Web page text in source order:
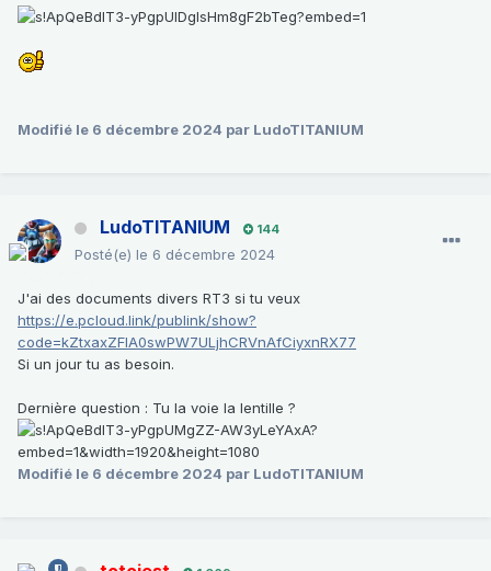
Modifié le 6 décembre 2024 par LudoTITANIUM
LudoTITANIUM 144
Posté(e) le 6 décembre 2024
J'ai des documents divers RT3 si tu veux
https://e.pcloud.link/publink/show?
code=kZtxaxZFIA0swPW7ULjhCRVnAfCiyxnRX77
Si un jour tu as besoin.
Dernière question : Tu la voie la lentille ?
Modifié le 6 décembre 2024 par LudoTITANIUM